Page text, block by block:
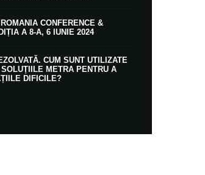
CONFERENCE &
A 8-A, 6 IUNIE 2024
CUM SUNT UTILIZATE
METRA PENTRU A
DIFICILE?